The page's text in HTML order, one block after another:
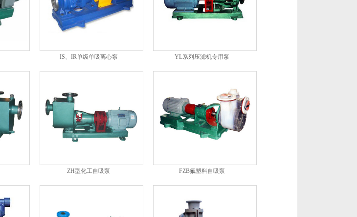
IS、IR单级单吸离心泵 YL系列压滤机专用泵
ZH型化工自吸泵 FZB氟塑料自吸泵